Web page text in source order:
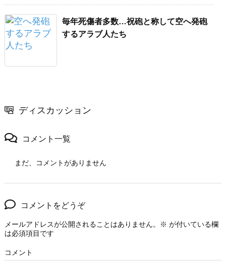
毎年死傷者多数…祝砲と称して空へ発砲
するアラブ人たち
ディスカッション
コメント一覧
まだ、コメントがありません
コメントをどうぞ
メールアドレスが公開されることはありません。 ※ が付いている欄
は必須項目です
コメント